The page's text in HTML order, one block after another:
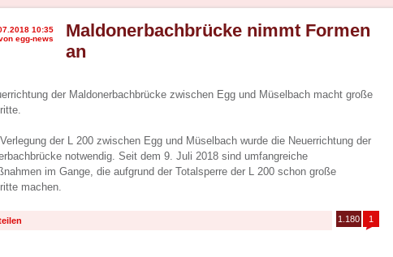
10:35
egg-news
Maldonerbachbrücke nimmt Formen
an
der Maldonerbachbrücke zwischen Egg und Müselbach macht große
der L 200 zwischen Egg und Müselbach wurde die Neuerrichtung der
notwendig. Seit dem 9. Juli 2018 sind umfangreiche
im Gange, die aufgrund der Totalsperre der L 200 schon große
machen.
1.180 1